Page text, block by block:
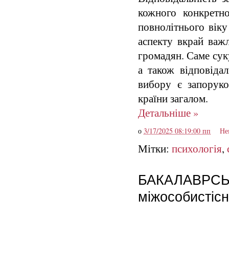
кожного
повнолітнього
аспекту вкрай
громадян. Саме
а також
вибору є
країни загалом.
Детальніше »
о 3/17/2025 08:19:00 пп
Мітки: психологія,